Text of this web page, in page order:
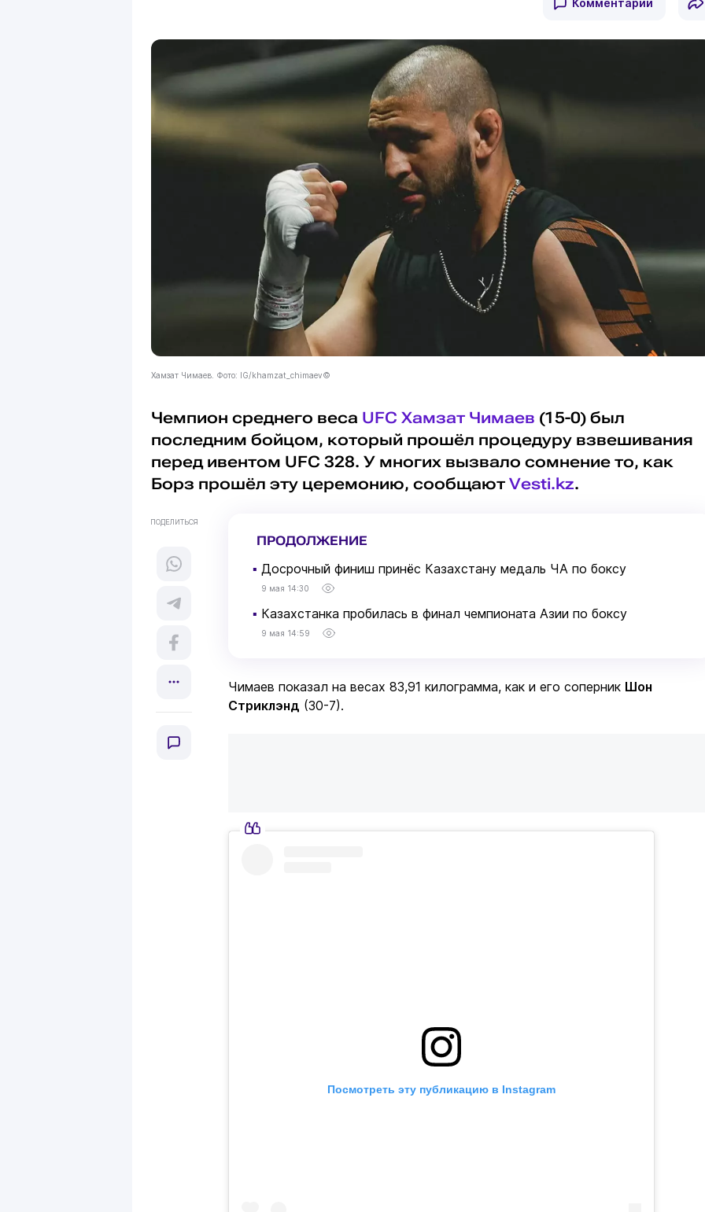
Комментарии
Хамзат Чимаев. Фото: IG/khamzat_chimaev©
Чемпион среднего веса UFC Хамзат Чимаев (15-0) был
последним бойцом, который прошёл процедуру взвешивания
перед ивентом UFC 328. У многих вызвало сомнение то, как
Борз прошёл эту церемонию, сообщают Vesti.kz.
ПОДЕЛИТЬСЯ
ПРОДОЛЖЕНИЕ
▪ Досрочный финиш принёс Казахстану медаль ЧА по боксу
9 мая 14:30
▪ Казахстанка пробилась в финал чемпионата Азии по боксу
9 мая 14:59
Чимаев показал на весах 83,91 килограмма, как и его соперник Шон
Стриклэнд (30-7).
Посмотреть эту публикацию в Instagram